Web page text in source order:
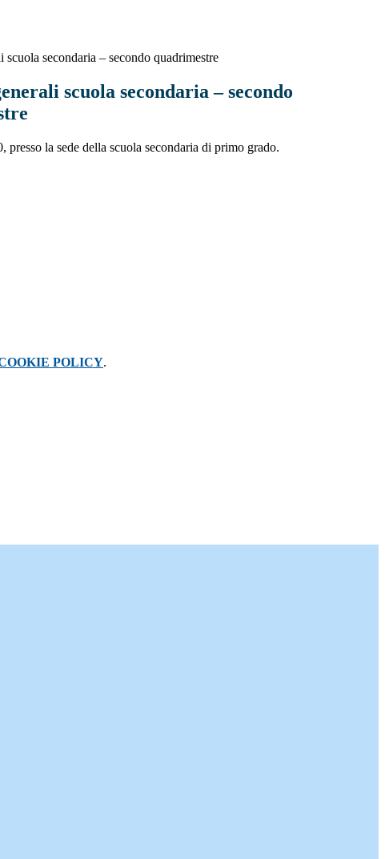
secondaria – secondo quadrimestre
scuola secondaria – secondo
la sede della scuola secondaria di primo grado.
POLICY.